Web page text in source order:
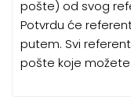
pošte) od svog
Potvrdu će
putem. Svi
pošte koje